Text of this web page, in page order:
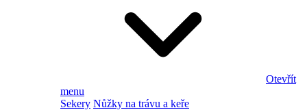
Otevřít
menu
Sekery Nůžky na trávu a keře